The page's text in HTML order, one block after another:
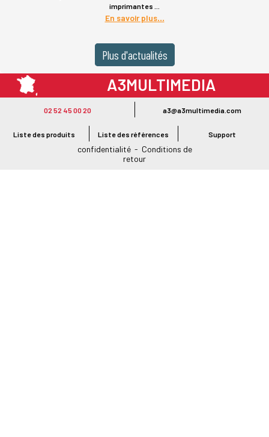
imprimantes
En savoir plus
Plus d'actualités
A3MULTIMEDIA
LE SPÉCIALISTE MATÉRIEL ET LOGICIEL CODE BARRE
Intervention sur tout le territoire : Cholet - Nantes - Angers - Rennes - Le
Mans - Bordeaux - Paris - Lille - Brest - Toulouse - Marseille - Poitiers -
Caen - Lyon - Reims - Lorient - Vannes - Quimper - Rouen
02 52 45 00 20 a3@a3multimedia.com
Liste des produits Liste des références Support
Mentions légales-Politique de
confidentialité- Conditions de
retour